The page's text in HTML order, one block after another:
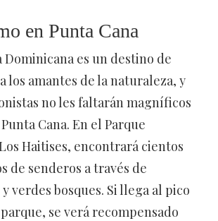
en Punta Cana
Dominicana es un destino de
los amantes de la naturaleza, y
no les faltarán magníficos
Cana. En el Parque
Haitises, encontrará cientos
de senderos a través de
verdes bosques. Si llega al pico
se verá recompensado